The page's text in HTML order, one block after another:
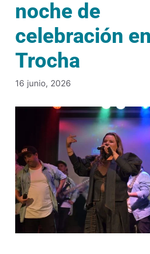
noche de
celebración
Trocha
16 junio, 2026